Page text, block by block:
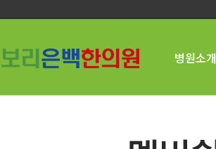
병원소개